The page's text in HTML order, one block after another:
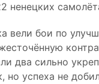
ненецких
вели бои по
два сильно
успеха не